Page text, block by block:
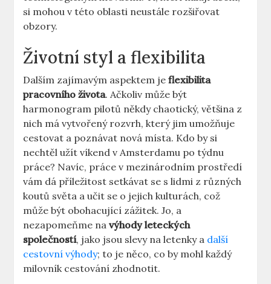
si mohou v této oblasti neustále​ rozšiřovat
obzory.
Životní styl a flexibilita
Dalším zajímavým aspektem ​jeflexibilita
pracovního života. Ačkoliv může být
harmonogram pilotů někdy⁣ chaotický, většina ‍z
⁣nich má vytvořený rozvrh, který jim umožňuje
cestovat a poznávat nová místa. Kdo by si
nechtěl užít víkend v Amsterdamu po týdnu​
práce? Navíc, práce v mezinárodním prostředí
vám dá příležitost setkávat se s lidmi z různých
koutů světa ​a‍ učit se o⁢ jejich kulturách, což
může ‌být obohacující zážitek. Jo, a
⁢nezapomeňme na‍výhody leteckých
společností, jako jsou‌ slevy na letenky a další
cestovní výhody;⁤ to je něco,⁤ co by mohl každý
milovník cestování zhodnotit.